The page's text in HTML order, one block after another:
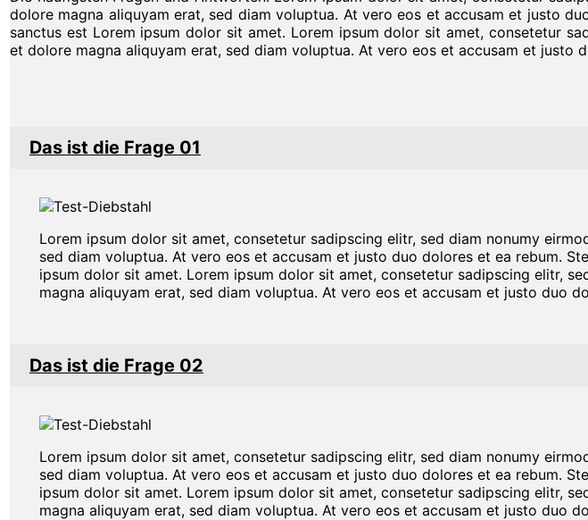
dolore magna aliquyam erat, sed diam voluptua. At vero eos et accusam et justo
sanctus est Lorem ipsum dolor sit amet. Lorem ipsum dolor sit amet, consetetur
et dolore magna aliquyam erat, sed diam voluptua. At vero eos et accusam et justo
Das ist die Frage 01
Lorem ipsum dolor sit amet, consetetur sadipscing elitr, sed diam nonumy
sed diam voluptua. At vero eos et accusam et justo duo dolores et ea rebum.
ipsum dolor sit amet. Lorem ipsum dolor sit amet, consetetur sadipscing elitr,
magna aliquyam erat, sed diam voluptua. At vero eos et accusam et justo duo
Das ist die Frage 02
Lorem ipsum dolor sit amet, consetetur sadipscing elitr, sed diam nonumy
sed diam voluptua. At vero eos et accusam et justo duo dolores et ea rebum.
ipsum dolor sit amet. Lorem ipsum dolor sit amet, consetetur sadipscing elitr,
magna aliquyam erat, sed diam voluptua. At vero eos et accusam et justo duo